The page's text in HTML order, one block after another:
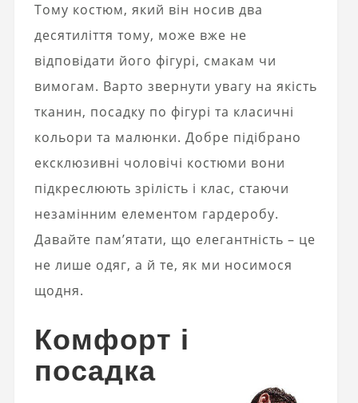
Тому костюм, який він носив два
десятиліття тому, може вже не
відповідати його фігурі, смакам чи
вимогам. Варто звернути увагу на якість
тканин, посадку по фігурі та класичні
кольори та малюнки. Добре підібрано
ексклюзивні чоловічі костюми вони
підкреслюють зрілість і клас, стаючи
незамінним елементом гардеробу.
Давайте пам’ятати, що елегантність – це
не лише одяг, а й те, як ми носимося
щодня.
Комфорт і
посадка